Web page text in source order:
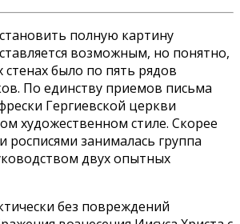
полную картину
возможным, но понятно,
было по пять рядов
По единству приемов письма
Гергиевской церкви
художественном стиле. Скорее
росписями занималась группа
двух опытных
без повреждений